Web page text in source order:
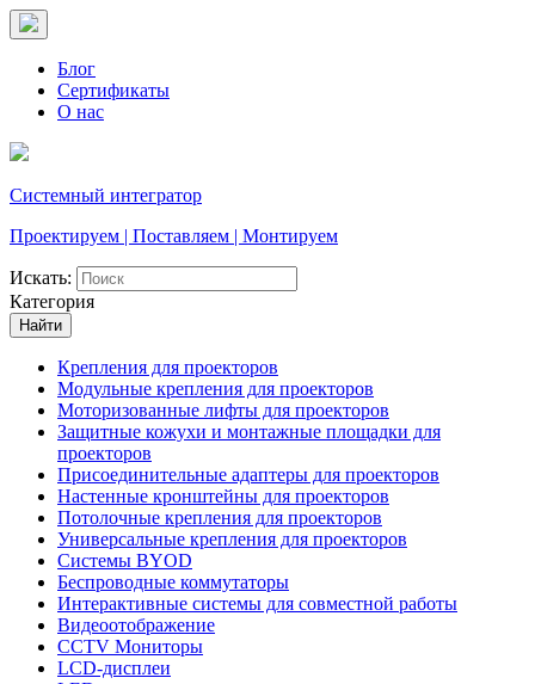
Блог
Сертификаты
О нас
Системный интегратор
Проектируем | Поставляем | Монтируем
Искать:
Категория
Найти
Крепления для проекторов
Модульные крепления для проекторов
Моторизованные лифты для проекторов
Защитные кожухи и монтажные площадки для
проекторов
Присоединительные адаптеры для проекторов
Настенные кронштейны для проекторов
Потолочные крепления для проекторов
Универсальные крепления для проекторов
Системы BYOD
Беспроводные коммутаторы
Интерактивные системы для совместной работы
Видеоотображение
CCTV Мониторы
LCD-дисплеи